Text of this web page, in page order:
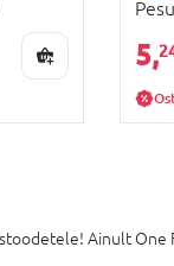
5,
Ainult